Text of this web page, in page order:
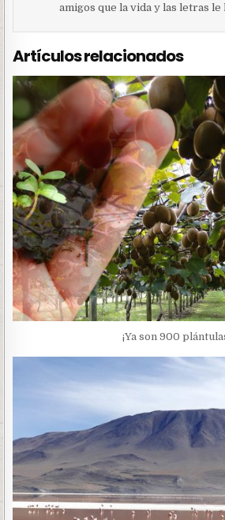
amigos que la vida y las letras le
Artículos relacionados
¡Ya son 900